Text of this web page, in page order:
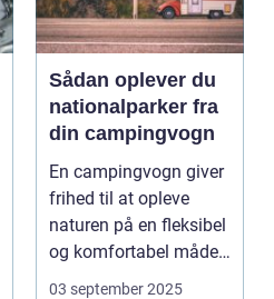
Sådan oplever du
nationalparker fra
din campingvogn
En campingvogn giver
frihed til at opleve
naturen på en fleksibel
og komfortabel måde.
03 september 2025